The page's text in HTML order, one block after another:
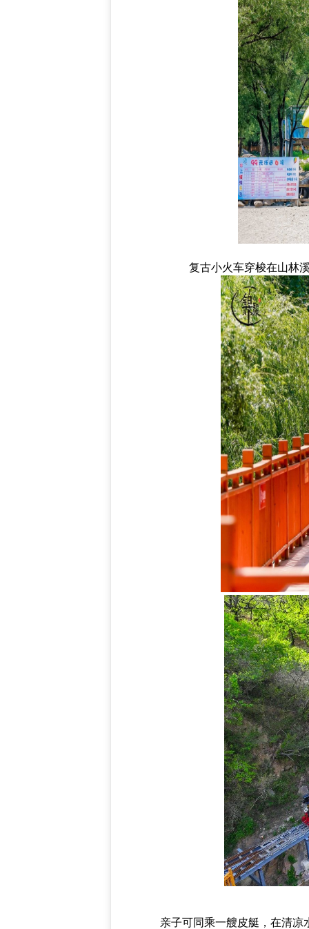
复古小火车穿梭在山林
亲子可同乘一艘皮艇，在清